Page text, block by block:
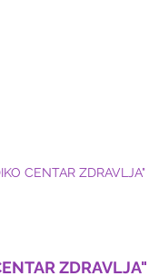
CENTAR ZDRAVLJA"
ZDRAVLJA"